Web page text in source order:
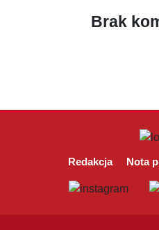
Brak
Redakcja Nota